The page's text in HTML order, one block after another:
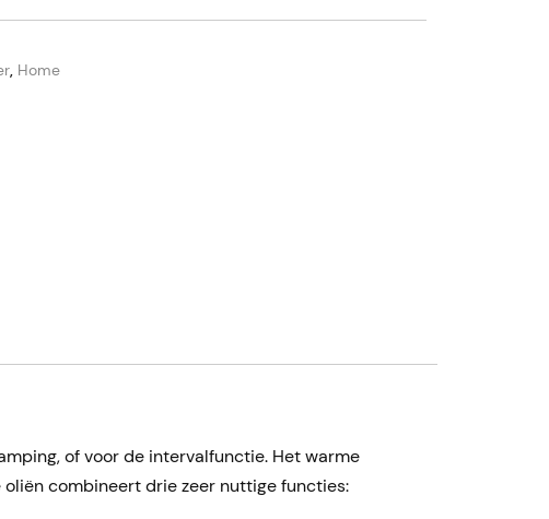
, Home
of voor de intervalfunctie. Het warme
combineert drie zeer nuttige functies: